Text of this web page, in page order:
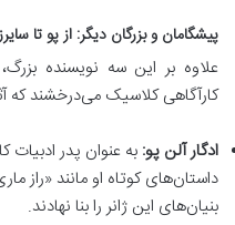
پیشگامان و بزرگان دیگر: از پو تا
علاوه بر این سه نویسنده
کارآگاهی کلاسیک می‌درخشند که
ادگار آلن پو: به عنوان پدر
داستان‌های کوتاه او مانند «راز
بنیان‌های این ژانر را بنا نهادند.